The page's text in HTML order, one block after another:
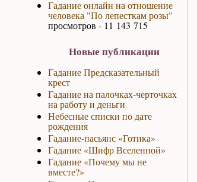
Гадание онлайн на отношение
человека "По лепесткам розы"
просмотров - 11 143 715
Новые публикации
Гадание Предсказательный
крест
Гадание на палочках-черточках
на работу и деньги
Небесные списки по дате
рождения
Гадание-пасьянс «Готика»
Гадание «Шифр Вселенной»
Гадание «Почему мы не
вместе?»